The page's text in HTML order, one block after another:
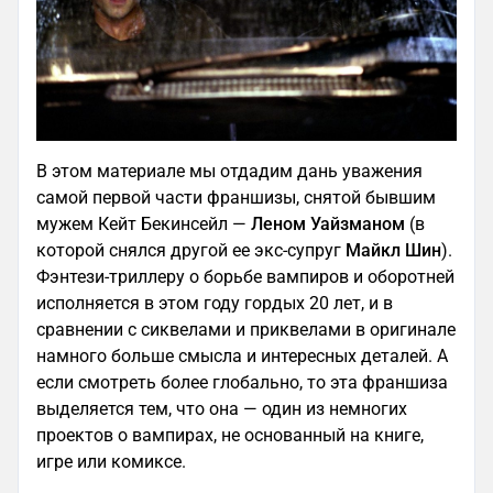
В этом материале мы отдадим дань уважения
самой первой части франшизы, снятой бывшим
мужем Кейт Бекинсейл — Леном Уайзманом (в
которой снялся другой ее экс-супруг Майкл Шин).
Фэнтези-триллеру о борьбе вампиров и оборотней
исполняется в этом году гордых 20 лет, и в
сравнении с сиквелами и приквелами в оригинале
намного больше смысла и интересных деталей. А
если смотреть более глобально, то эта франшиза
выделяется тем, что она — один из немногих
проектов о вампирах, не основанный на книге,
игре или комиксе.